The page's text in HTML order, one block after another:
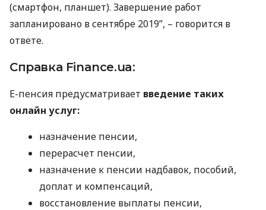
(смартфон, планшет). Завершение работ
запланировано в сентябре 2019”, – говорится в
ответе.
Справка Finance.ua:
Е-пенсия предусматривает введение таких
онлайн услуг:
назначение пенсии,
перерасчет пенсии,
назначение к пенсии надбавок, пособий,
доплат и компенсаций,
восстановление выплаты пенсии,